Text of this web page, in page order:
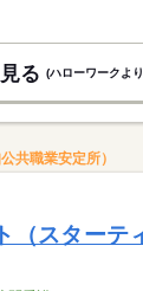
る (ハローワークよ
共職業安定所）
（スターテ